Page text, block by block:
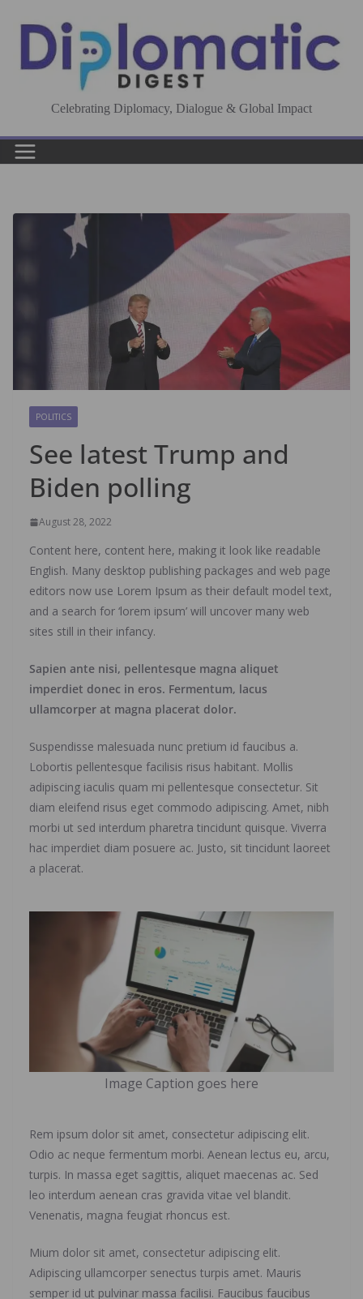
content
Celebrating Diplomacy, Dialogue & Global Impact
POLITICS
See latest Trump and
Biden polling
August 28, 2022
Content here, content here, making it look like readable
English. Many desktop publishing packages and web page
editors now use Lorem Ipsum as their default model text,
and a search for ‘lorem ipsum’ will uncover many web
sites still in their infancy.
Sapien ante nisi, pellentesque magna aliquet
imperdiet donec in eros. Fermentum, lacus
ullamcorper at magna placerat dolor.
Suspendisse malesuada nunc pretium id faucibus a.
Lobortis pellentesque facilisis risus habitant. Mollis
adipiscing iaculis quam mi pellentesque consectetur. Sit
diam eleifend risus eget commodo adipiscing. Amet, nibh
morbi ut sed interdum pharetra tincidunt quisque. Viverra
hac imperdiet diam posuere ac. Justo, sit tincidunt laoreet
a placerat.
Image Caption goes here
Rem ipsum dolor sit amet, consectetur adipiscing elit.
Odio ac neque fermentum morbi. Aenean lectus eu, arcu,
turpis. In massa eget sagittis, aliquet maecenas ac. Sed
leo interdum aenean cras gravida vitae vel blandit.
Venenatis, magna feugiat rhoncus est.
Mium dolor sit amet, consectetur adipiscing elit.
Adipiscing ullamcorper senectus turpis amet. Mauris
semper id ut pulvinar massa facilisi. Faucibus faucibus